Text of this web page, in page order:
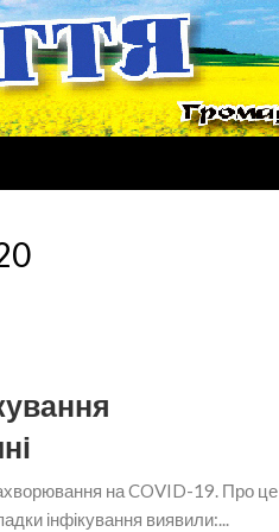
на COVID-19. Про це
інфікування виявили:...